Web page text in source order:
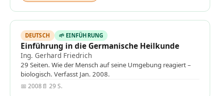
DEUTSCH 🌱 EINFÜHRUNG
Einführung in die Germanische Heilkunde
Ing. Gerhard Friedrich
29 Seiten. Wie der Mensch auf seine Umgebung reagiert –
biologisch. Verfasst Jan. 2008.
📅 2008📄 29 S.